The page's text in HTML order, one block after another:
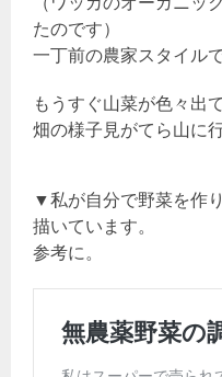
たのです）
一丁前の農家スタイル
もうすぐ山菜が色々出
畑の様子見がてら山に
▼私が自分で野菜を作
描いています。
参考に。